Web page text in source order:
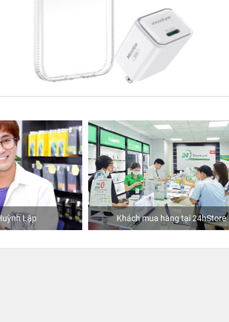
Lập Khách mua hàng tại 24hStore